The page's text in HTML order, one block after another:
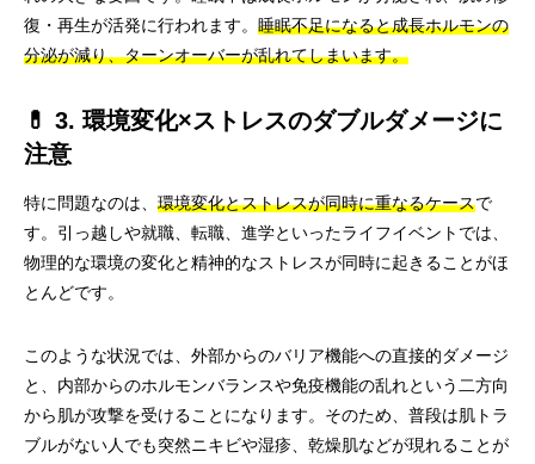
復・再生が活発に行われます。 睡眠不足になると成長ホルモンの
分泌が減り、ターンオーバーが乱れてしまいます。
💊 3. 環境変化×ストレスのダブルダメージに
注意
特に問題なのは、 環境変化とストレスが同時に重なるケースで
す。引っ越しや就職、転職、進学といったライフイベントでは、
物理的な環境の変化と精神的なストレスが同時に起きることがほ
とんどです。
このような状況では、外部からのバリア機能への直接的ダメージ
と、内部からのホルモンバランスや免疫機能の乱れという二方向
から肌が攻撃を受けることになります。そのため、普段は肌トラ
ブルがない人でも突然ニキビや湿疹、乾燥肌などが現れることが